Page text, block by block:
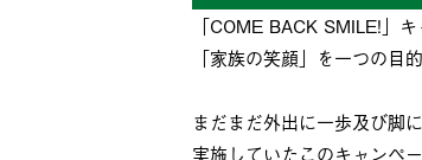
「COME BACK SMILE!」
「家族の笑顔」を一つの目
まだまだ外出に一歩及び脚
実施していたこのキャン